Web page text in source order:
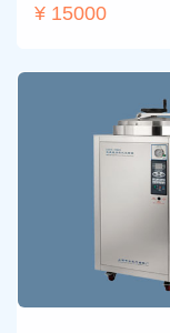
¥ 15000